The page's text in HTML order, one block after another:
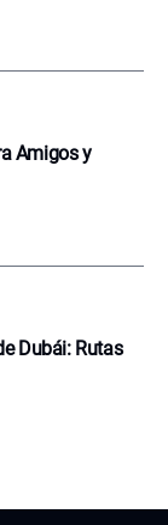
Amigos y
Dubái: Rutas